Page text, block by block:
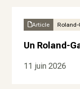
Article Roland-
Un Roland-
11 juin 2026